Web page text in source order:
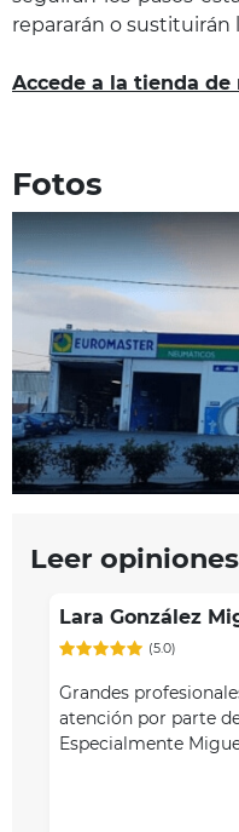
repararán o sustituirán
Accede a la tienda
Fotos
Leer
Lara González
(5.0)
Grandes
atención por parte
Especialmente